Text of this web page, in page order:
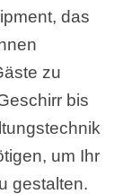
das
zu
bis
um Ihr
gestalten.